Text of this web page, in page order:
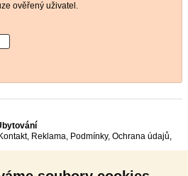
ověřený uživatel.
Kontakt, Reklama, Podmínky, Ochrana údajů,